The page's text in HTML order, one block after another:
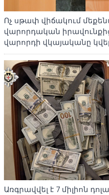
Ոչ սթափ վիճակում
վարորդական
վարորդի վկայականը
Առգրավվել է 7 միլիոն